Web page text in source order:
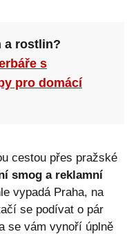
a rostlin?
s
pro domácí
cestou přes pražské
smog a reklamní
vypadá Praha, na
se podívat o pár
se vám vynoří úplně